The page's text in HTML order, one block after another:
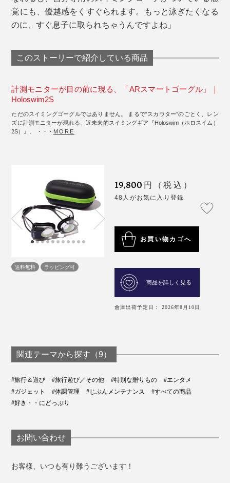
覚にも、優越感をくすぐられます。もっと泳ぎたくなる
のに、すぐ息子に取られちゃうんですよね」
このストーリーで紹介している商品
計測モニターが目の前に現る、「ARスマートゴーグル」｜
Holoswim2S
ただのスイミングゴーグルではありません。 まるで“スカウター”のごとく、レン
ズに計測モニターが現れる、近未来的スイミングギア『Holoswim（ホロスイム）
2S）』。 ・・・ MORE
送料無料 ラッピング可
19,800 円（税込）
48人がお気に入り登録
お買い物カゴへ
商品を詳しく見る
倉庫出荷予定日： 2026年8月10日
関連テーマから探す（9）
#旅行＆遊び #旅行遊び／その他 #特別な贈りもの
#エンタメ
#ガジェット
#体調管理 #じぶんメンテナンス
#すべての商品
#好き・・にどっぷり
お問い合わせ
お客様、いつも有り難うございます！